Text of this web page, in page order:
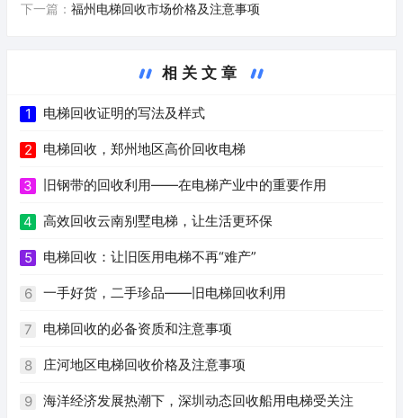
下一篇： 福州电梯回收市场价格及注意事项
相关文章
1 电梯回收证明的写法及样式
2 电梯回收，郑州地区高价回收电梯
3 旧钢带的回收利用——在电梯产业中的重要作用
4 高效回收云南别墅电梯，让生活更环保
5 电梯回收：让旧医用电梯不再“难产”
6 一手好货，二手珍品——旧电梯回收利用
7 电梯回收的必备资质和注意事项
8 庄河地区电梯回收价格及注意事项
9 海洋经济发展热潮下，深圳动态回收船用电梯受关注